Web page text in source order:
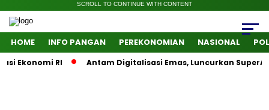
SCROLL TO CONTINUE WITH CONTENT
HOME INFO PANGAN PEREKONOMIAN NASIONAL
RI Antam Digitalisasi Emas, Luncurkan SuperApps